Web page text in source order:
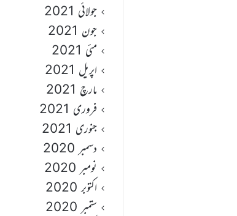
جولائی 2021
جون 2021
مئی 2021
اپریل 2021
مارچ 2021
فروری 2021
جنوری 2021
دسمبر 2020
نومبر 2020
اکتوبر 2020
ستمبر 2020